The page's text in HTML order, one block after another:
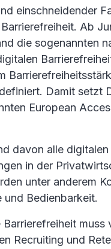
einschneidender
Ab
die sogenannten
Damit setzt
European
davon alle
in der
unter anderem
Bedienbarkeit.
muss
Recruiting und